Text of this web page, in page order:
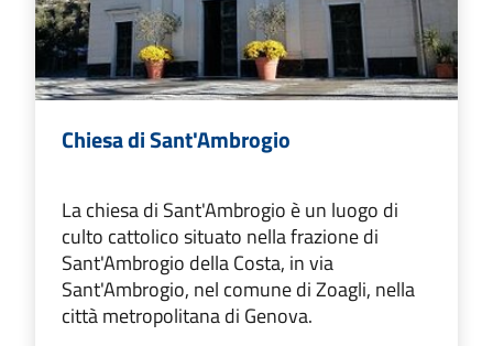
Chiesa di Sant'Ambrogio
La chiesa di Sant'Ambrogio è un luogo di
culto cattolico situato nella frazione di
Sant'Ambrogio della Costa, in via
Sant'Ambrogio, nel comune di Zoagli, nella
città metropolitana di Genova.